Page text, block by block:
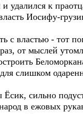
и удалился к
Иосифу-
с властью - тот
от мыслей
слишком
сильно
в ежовых